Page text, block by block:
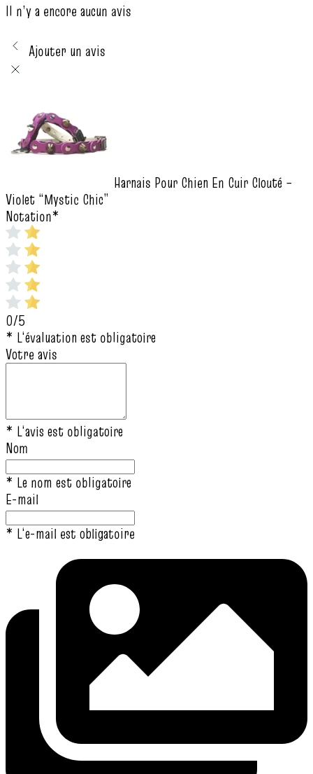
Il n’y a encore aucun avis
Ajouter un avis
Harnais Pour Chien En Cuir Clouté –
Violet “Mystic Chic”
Notation*
0/5
* L‘évaluation est obligatoire
Votre avis
* L‘avis est obligatoire
Nom
* Le nom est obligatoire
E-mail
* L‘e-mail est obligatoire